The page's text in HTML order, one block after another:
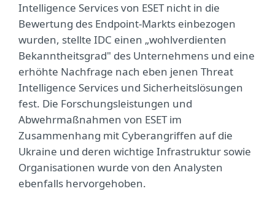
Intelligence Services von ESET nicht in die
Bewertung des Endpoint-Markts einbezogen
wurden, stellte IDC einen „wohlverdienten
Bekanntheitsgrad" des Unternehmens und eine
erhöhte Nachfrage nach eben jenen Threat
Intelligence Services und Sicherheitslösungen
fest. Die Forschungsleistungen und
Abwehrmaßnahmen von ESET im
Zusammenhang mit Cyberangriffen auf die
Ukraine und deren wichtige Infrastruktur sowie
Organisationen wurde von den Analysten
ebenfalls hervorgehoben.